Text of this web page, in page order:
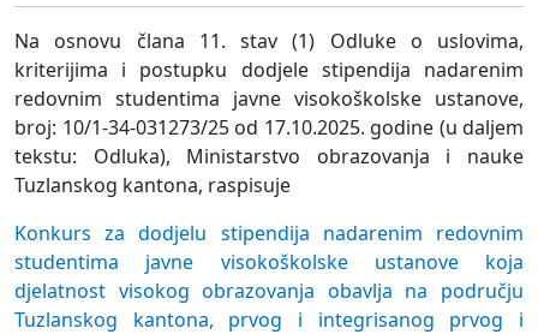
Na osnovu člana 11. stav (1) Odluke o uslovima,
kriterijima i postupku dodjele stipendija nadarenim
redovnim studentima javne visokoškolske ustanove,
broj: 10/1-34-031273/25 od 17.10.2025. godine (u daljem
tekstu: Odluka), Ministarstvo obrazovanja i nauke
Tuzlanskog kantona, raspisuje
Konkurs za dodjelu stipendija nadarenim redovnim
studentima javne visokoškolske ustanove koja
djelatnost visokog obrazovanja obavlja na području
Tuzlanskog kantona, prvog i integrisanog prvog i